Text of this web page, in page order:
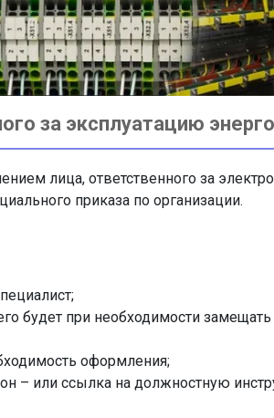
за эксплуатацию
лица, ответственного за
приказа по организации.
будет при необходимости
оформления;
– или ссылка на должностную